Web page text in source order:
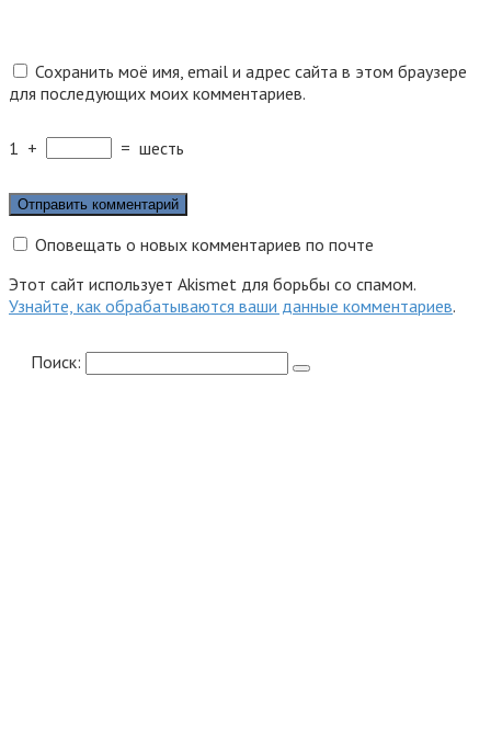
Сохранить моё имя, email и адрес сайта в этом браузере
для последующих моих комментариев.
1 + = шесть
Оповещать о новых комментариев по почте
Этот сайт использует Akismet для борьбы со спамом.
Узнайте, как обрабатываются ваши данные комментариев.
Поиск: